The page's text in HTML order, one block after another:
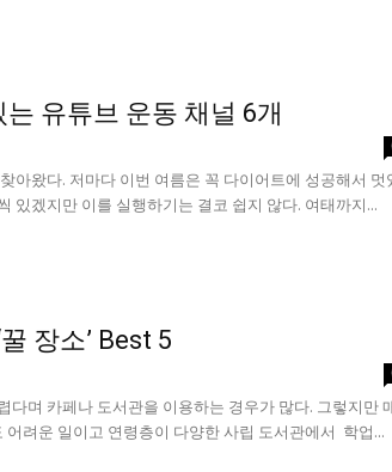
유튜브 운동 채널 6개
아왔다. 저마다 이번 여름은 꼭 다이어트에 성공해서 멋
있겠지만 이를 실행하기는 결코 쉽지 않다. 여태까지...
장소’ Best 5
다며 카페나 도서관을 이용하는 경우가 많다. 그렇지만
어려운 일이고 연령층이 다양한 사립 도서관에서 학업...